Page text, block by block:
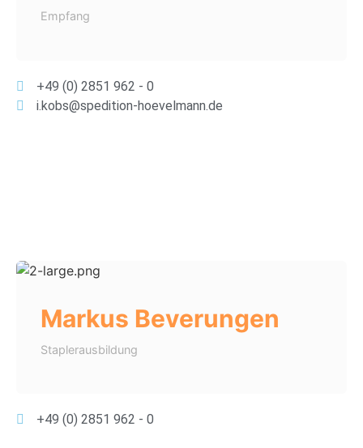
Empfang
+49 (0) 2851 962 - 0
i.kobs@spedition-hoevelmann.de
Markus Beverungen
Staplerausbildung
+49 (0) 2851 962 - 0